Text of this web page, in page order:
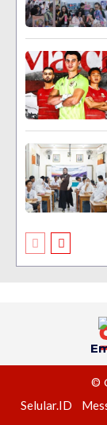
©
Selular.ID